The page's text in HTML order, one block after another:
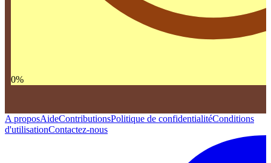
0%
A proposAideContributionsPolitique de confidentialitéConditions
d'utilisationContactez-nous